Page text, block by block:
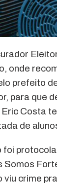
onde
prefeito
para que
Costa
de
foi
Somos
viu crime